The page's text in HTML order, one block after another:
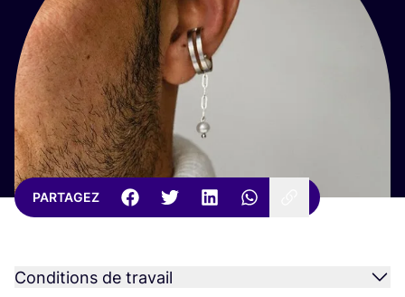
PARTAGEZ
Conditions de travail